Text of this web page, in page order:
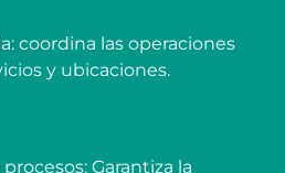
coordina las operaciones
y ubicaciones.
Garantiza la